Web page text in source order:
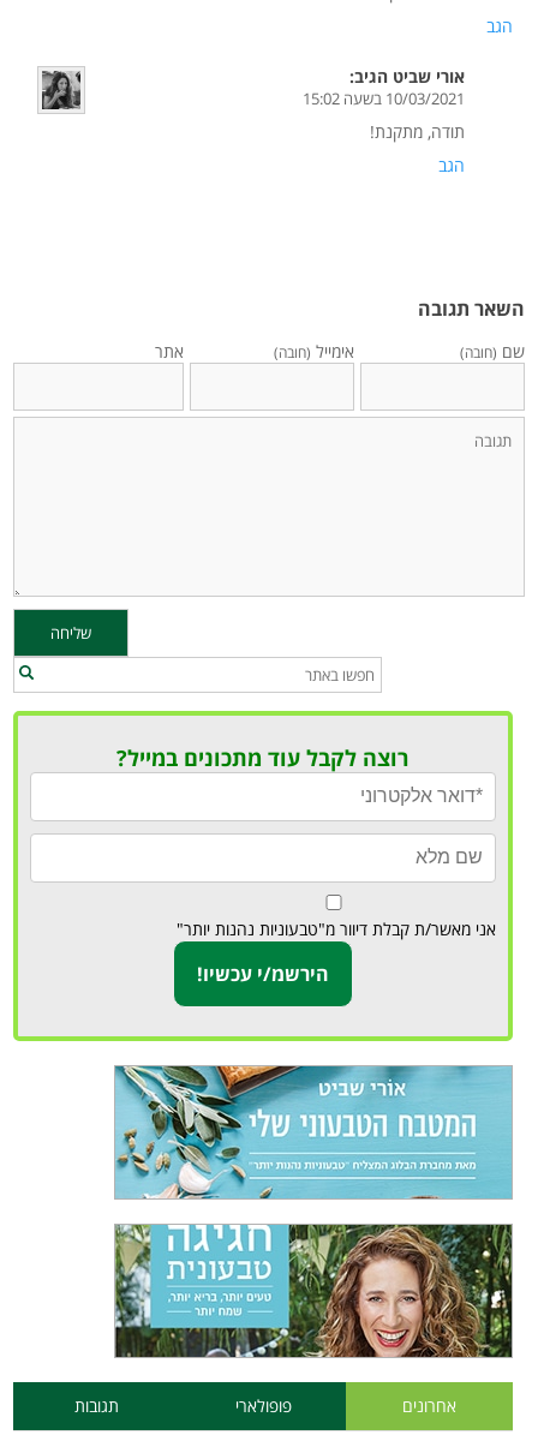
הגב
אורי שביט הגיב:
10/03/2021 בשעה 15:02
תודה, מתקנת!
הגב
השאר תגובה
שם (חובה) אימייל (חובה) אתר
רוצה לקבל עוד מתכונים במייל?
אני מאשר/ת קבלת דיוור מ"טבעוניות נהנות יותר"
אחרונים פופולארי תגובות